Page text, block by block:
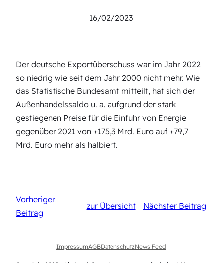
16/02/2023
Der deutsche Exportüberschuss war im Jahr 2022
so niedrig wie seit dem Jahr 2000 nicht mehr. Wie
das Statistische Bundesamt mitteilt, hat sich der
Außenhandelssaldo u. a. aufgrund der stark
gestiegenen Preise für die Einfuhr von Energie
gegenüber 2021 von +175,3 Mrd. Euro auf +79,7
Mrd. Euro mehr als halbiert.
Vorheriger
Beitrag
zur Übersicht Nächster Beitrag
ImpressumAGBDatenschutzNews Feed